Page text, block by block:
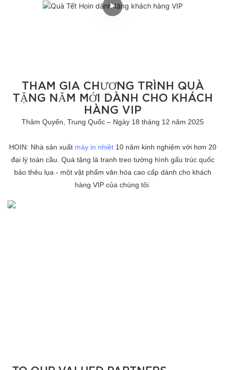
THAM GIA CHƯƠNG TRÌNH QUÀ
TẶNG NĂM MỚI DÀNH CHO KHÁCH
HÀNG VIP
Thâm Quyến, Trung Quốc – Ngày 18 tháng 12 năm 2025
HOIN: Nhà sản xuất máy in nhiệt10 năm kinh nghiệm với hơn 20
đại lý toàn cầu. Quà tặng là tranh treo tường hình gấu trúc quốc
bảo thêu lụa - một vật phẩm văn hóa cao cấp dành cho khách
hàng VIP của chúng tôi.